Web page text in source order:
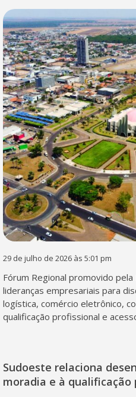
29 de julho de 2026 às 5:01 pm
Fórum Regional promovido pela
lideranças empresariais para
logística, comércio eletrônico,
qualificação profissional e
Sudoeste relaciona
moradia e à qualificação